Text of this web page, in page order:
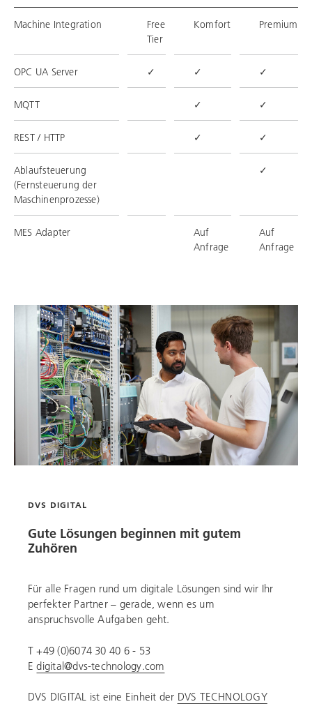
Machine Integration
Free
Tier
Komfort Premium
OPC UA Server ✓ ✓ ✓
MQTT ✓ ✓
REST / HTTP ✓ ✓
Ablaufsteuerung
(Fernsteuerung der
Maschinenprozesse)
✓
MES Adapter
Auf
Anfrage
Auf
Anfrage
DVS DIGITAL
Gute Lösungen beginnen mit gutem
Zuhören
Für alle Fragen rund um digitale Lösungen sind wir Ihr
perfekter Partner – gerade, wenn es um
anspruchsvolle Aufgaben geht.
T +49 (0)6074 30 40 6 - 53
Edigital@dvs-technology.com
DVS DIGITAL ist eine Einheit der DVS TECHNOLOGY